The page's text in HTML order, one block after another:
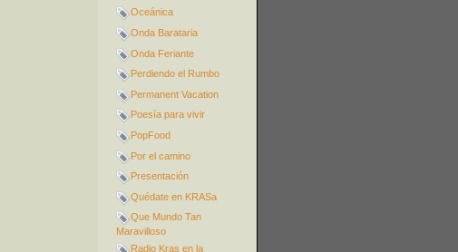
Oceánica
Onda Barataria
Onda Feriante
Perdiendo el Rumbo
Permanent Vacation
Poesía para vivir
PopFood
Por el camino
Presentación
Quédate en KRASa
Que Mundo Tan
Maravilloso
Radio Kras en la